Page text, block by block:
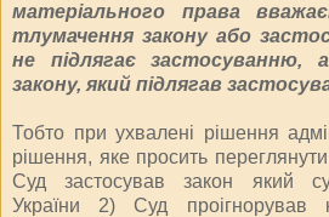
матеріального права
тлумачення закону або
не підлягає застосуванню,
закону, який підлягав
Тобто при ухвалені рішення
рішення, яке просить
Суд застосував закон який
України 2) Суд проігнорував